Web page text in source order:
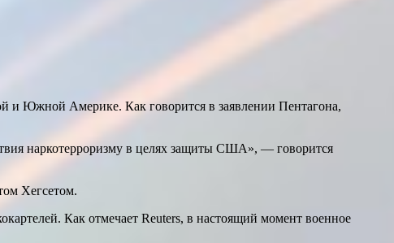
Южной Америке. Как говорится в заявлении Пентагона,
наркотерроризму в целях защиты США», — говорится
Хегсетом.
Как отмечает Reuters, в настоящий момент военное